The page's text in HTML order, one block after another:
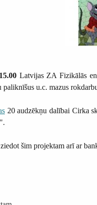
Latvijas ZA Fizikālās
u.c. mazus
20 audzēkņu dalībai Cirka
šim projektam arī ar